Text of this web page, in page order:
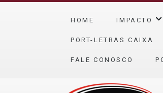
HOME IMPACTO
PORT-LETRAS CAIXA
FALE CONOSCO